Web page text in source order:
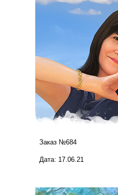
Заказ №684
Дата: 17.06.21